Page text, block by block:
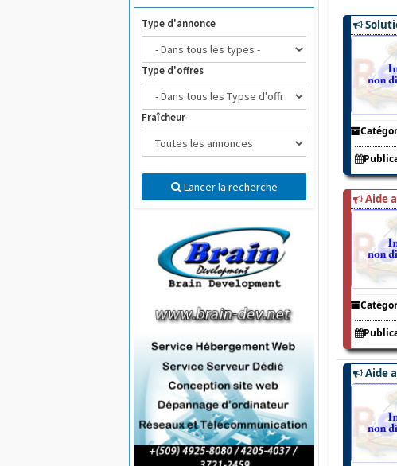
Type d'annonce
Type d'offres
Fraîcheur
Lancer la recherche
Aide
Aide